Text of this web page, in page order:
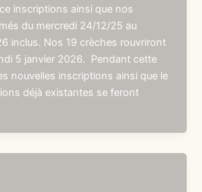
inscriptions ainsi que nos
du mercredi 24/12/25 au
inclus. Nos 19 crèches rouvriront
5 janvier 2026. Pendant cette
nouvelles inscriptions ainsi que le
déjà existantes se feront